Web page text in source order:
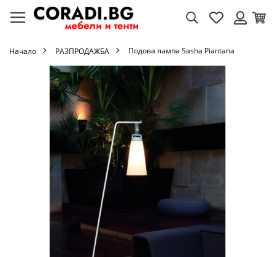
ТърсенеЛюбими
Начало РАЗПРОДАЖБА Подова лампа Sasha Piantana
Преминете
галерията
изображенията